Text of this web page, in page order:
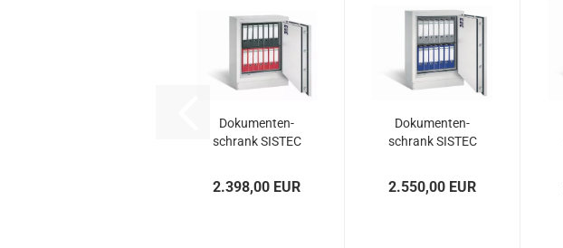
Do­ku­men­ten­
schrank SIS­TEC
2.398,00 EUR
Do­ku­men­ten­
schrank SIS­TEC
2.550,00 EUR